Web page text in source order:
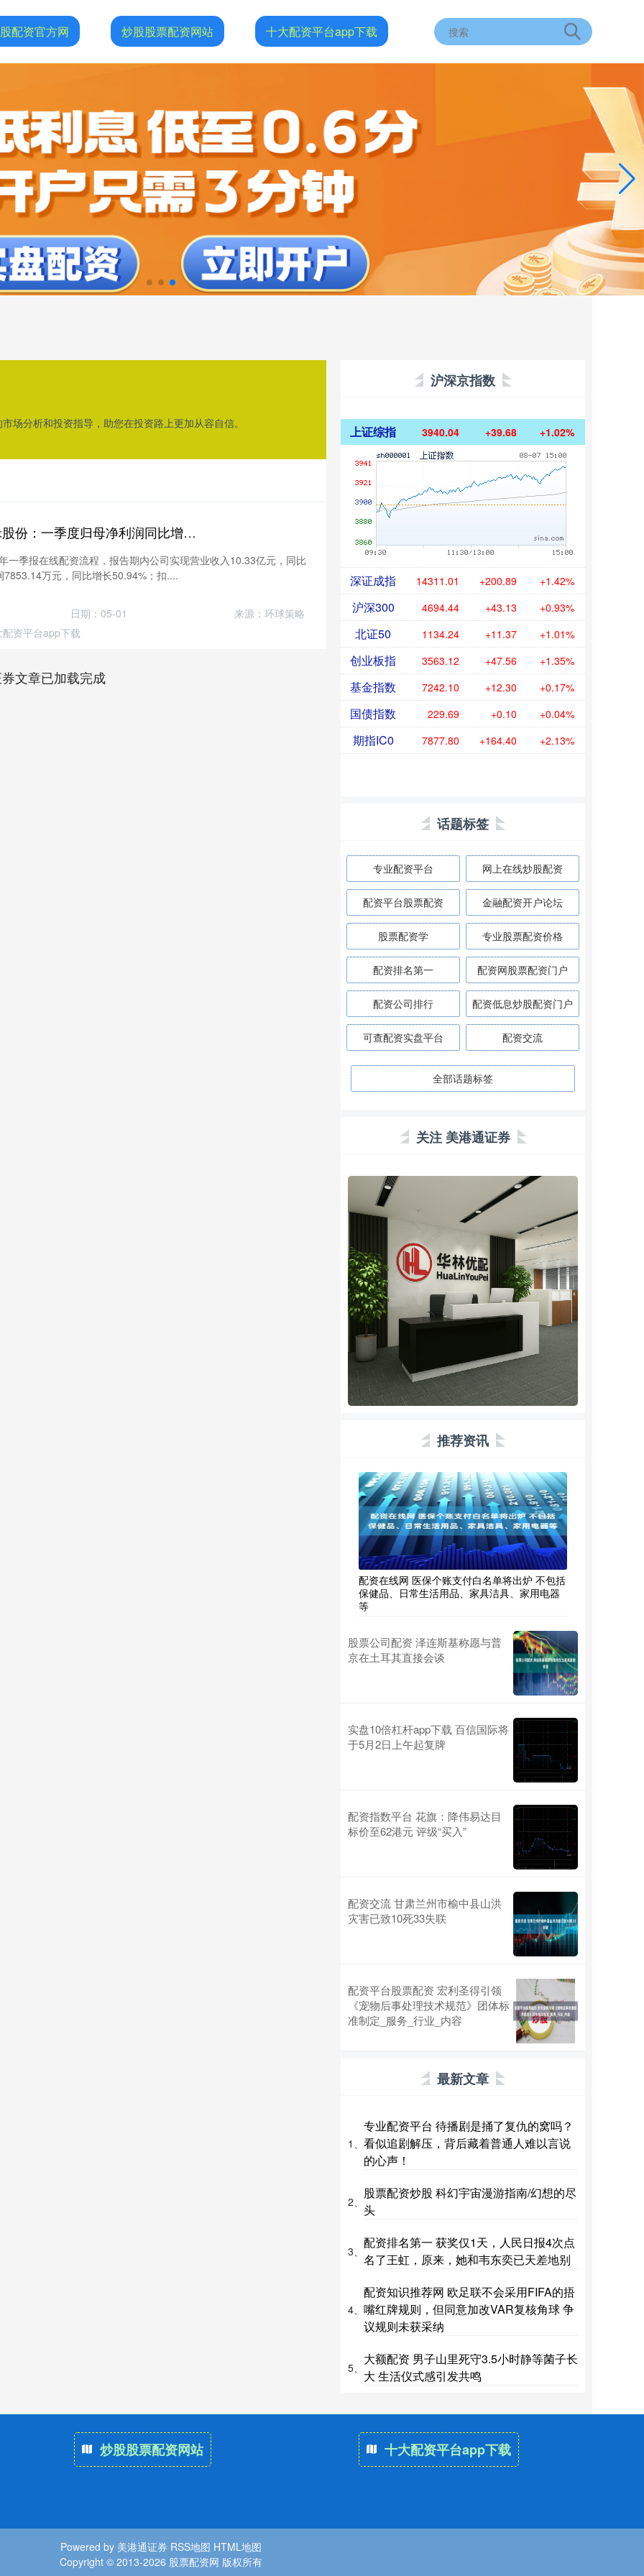
配资官方网 炒股股票配资网站 十大配资平台app下载
场分析和投资指导，助您在投资路上更加从容自信。
在线配资流程 泰禾股份：一季度归母净利润同比增长50.94%
一季报在线配资流程，报告期内公司实现营业收入10.33亿元，同比
万元，同比增长50.94%；扣....
日期：05-01
来源：环球策略
配资平台app下载
文章已加载完成
沪深京指数
上证综指 3940.04 +39.68 +1.02%
深证成指 14311.01 +200.89 +1.42%
沪深300 4694.44 +43.13 +0.93%
北证50 1134.24 +11.37 +1.01%
创业板指 3563.12 +47.56 +1.35%
基金指数 7242.10 +12.30 +0.17%
国债指数 229.69 +0.10 +0.04%
期指IC0 7877.80 +164.40 +2.13%
话题标签
专业配资平台 网上在线炒股配资
配资平台股票配资 金融配资开户论坛
股票配资学 专业股票配资价格
配资排名第一 配资网股票配资门户
配资公司排行 配资低息炒股配资门户
可查配资实盘平台 配资交流
全部话题标签
关注 美港通证券
推荐资讯
配资在线网 医保个账支付白名单将出炉 不包括
保健品、日常生活用品、家具洁具、家用电器
等
股票公司配资 泽连斯基称愿与普
京在土耳其直接会谈
实盘10倍杠杆app下载 百信国际将
于5月2日上午起复牌
配资指数平台 花旗：降伟易达目
标价至62港元 评级“买入”
配资交流 甘肃兰州市榆中县山洪
灾害已致10死33失联
配资平台股票配资 宏利圣得引领
《宠物后事处理技术规范》团体标
准制定_服务_行业_内容
最新文章
1、
专业配资平台 待播剧是捅了复仇的窝吗？
看似追剧解压，背后藏着普通人难以言说
的心声！
2、
股票配资炒股 科幻宇宙漫游指南/幻想的尽
头
3、
配资排名第一 获奖仅1天，人民日报4次点
名了王虹，原来，她和韦东奕已天差地别
4、
配资知识推荐网 欧足联不会采用FIFA的捂
嘴红牌规则，但同意加改VAR复核角球 争
议规则未获采纳
5、
大额配资 男子山里死守3.5小时静等菌子长
大 生活仪式感引发共鸣
炒股股票配资网站 十大配资平台app下载
Powered by 美港通证券 RSS地图 HTML地图
Copyright © 2013-2026 股票配资网 版权所有